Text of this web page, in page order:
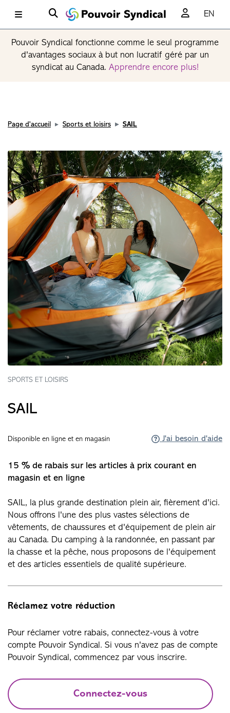
EN
Pouvoir Syndical fonctionne comme le seul programme
d'avantages sociaux à but non lucratif géré par un
syndicat au Canada. Apprendre encore plus!
Page d'accueil Sports et loisirs SAIL
SPORTS ET LOISIRS
SAIL
Disponible en ligne et en magasin J'ai besoin d'aide
15 % de rabais sur les articles à prix courant en
magasin et en ligne
SAIL, la plus grande destination plein air, fièrement d'ici.
Nous offrons l'une des plus vastes sélections de
vêtements, de chaussures et d'équipement de plein air
au Canada. Du camping à la randonnée, en passant par
la chasse et la pêche, nous proposons de l'équipement
et des articles essentiels de qualité supérieure.
Réclamez votre réduction
Pour réclamer votre rabais, connectez-vous à votre
compte Pouvoir Syndical. Si vous n'avez pas de compte
Pouvoir Syndical, commencez par vous inscrire.
Connectez-vous